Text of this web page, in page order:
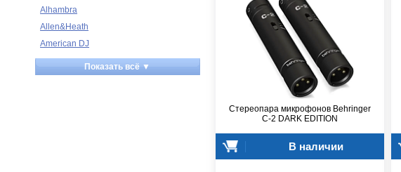
Alhambra
Allen&Heath
American DJ
Ampeg
Apart
Показать всё ▼
Стереопара микрофонов Behringer
C-2 DARK EDITION
В наличии